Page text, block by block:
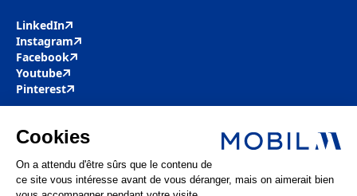
LinkedIn
Instagram
Facebook
Youtube
Pinterest
Mobil M & Vous
Nos offres d’emploi
Actualités